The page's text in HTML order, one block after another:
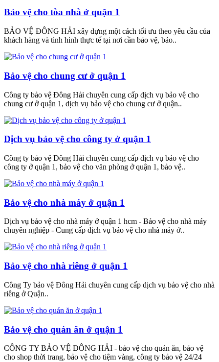
Bảo vệ cho tòa nhà ở quận 1
BẢO VỆ ĐÔNG HẢI xây dựng một cách tối ưu theo yêu cầu của
khách hàng và tình hình thực tế tại nơi cần bảo vệ, bảo..
Bảo vệ cho chung cư ở quận 1
Công ty bảo vệ Đông Hải chuyên cung cấp dịch vụ bảo vệ cho
chung cư ở quận 1, dịch vụ bảo vệ cho chung cư ở quận..
Dịch vụ bảo vệ cho công ty ở quận 1
Công ty bảo vệ Đông Hải chuyên cung cấp dịch vụ bảo vệ cho
công ty ở quận 1, bảo vệ cho văn phòng ở quận 1, bảo vệ..
Bảo vệ cho nhà máy ở quận 1
Dịch vụ bảo vệ cho nhà máy ở quận 1 hcm - Bảo vệ cho nhà máy
chuyên nghiệp - Cung cấp dịch vụ bảo vệ cho nhà máy ở..
Bảo vệ cho nhà riêng ở quận 1
Công Ty bảo vệ Đông Hải chuyên cung cấp dịch vụ bảo vệ cho nhà
riêng ở Quận..
Bảo vệ cho quán ăn ở quận 1
CÔNG TY BẢO VỆ ĐÔNG HẢI - bảo vệ cho quán ăn, bảo vệ
cho shop thời trang, bảo vệ cho tiệm vàng, công ty bảo vệ 24/24